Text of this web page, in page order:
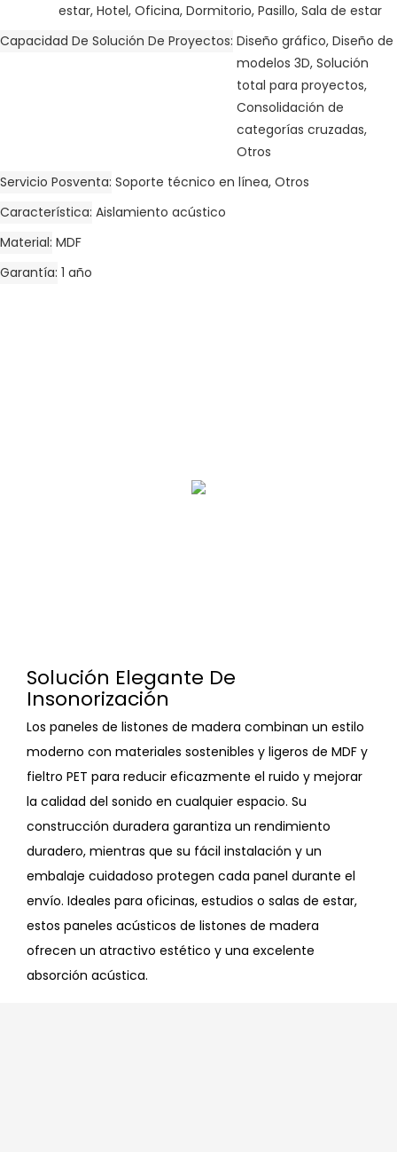
estar, Hotel, Oficina, Dormitorio, Pasillo, Sala de estar
Capacidad De Solución De Proyectos Diseño gráfico, Diseño de
modelos 3D, Solución
total para proyectos,
Consolidación de
categorías cruzadas,
Otros
Servicio Posventa Soporte técnico en línea, Otros
Característica Aislamiento acústico
Material MDF
Garantía 1 año
Solución Elegante De
Insonorización
Los paneles de listones de madera combinan un estilo
moderno con materiales sostenibles y ligeros de MDF y
fieltro PET para reducir eficazmente el ruido y mejorar
la calidad del sonido en cualquier espacio. Su
construcción duradera garantiza un rendimiento
duradero, mientras que su fácil instalación y un
embalaje cuidadoso protegen cada panel durante el
envío. Ideales para oficinas, estudios o salas de estar,
estos paneles acústicos de listones de madera
ofrecen un atractivo estético y una excelente
absorción acústica.